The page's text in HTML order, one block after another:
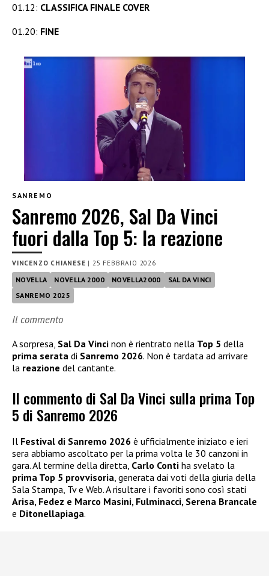
01.12: CLASSIFICA FINALE COVER
01.20: FINE
SANREMO
Sanremo 2026, Sal Da Vinci
fuori dalla Top 5: la reazione
VINCENZO CHIANESE |25 FEBBRAIO 2026
NOVELLA NOVELLA 2000 NOVELLA2000
SAL DA VINCI
SANREMO 2025
Il commento
A sorpresa, Sal Da Vinci non è rientrato nella Top 5 della
prima serata di Sanremo 2026. Non è tardata ad arrivare
la reazione del cantante.
Il commento di Sal Da Vinci sulla prima Top
5 di Sanremo 2026
Il Festival di Sanremo 2026 è ufficialmente iniziato e ieri
sera abbiamo ascoltato per la prima volta le 30 canzoni in
gara. Al termine della diretta, Carlo Conti ha svelato la
prima Top 5 provvisoria, generata dai voti della giuria della
Sala Stampa, Tv e Web. A risultare i favoriti sono così stati
Arisa, Fedez e Marco Masini, Fulminacci, Serena Brancale
e Ditonellapiaga.